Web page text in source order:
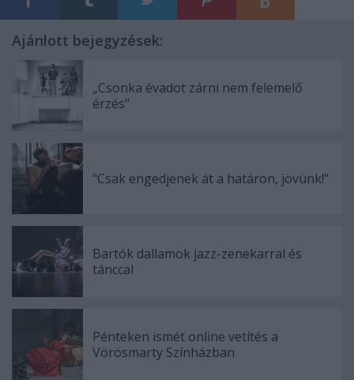
Ajánlott bejegyzések:
„Csonka évadot zárni nem felemelő
érzés"
"Csak engedjenek át a határon, jövünk!"
Bartók dallamok jazz-zenekarral és
tánccal
Pénteken ismét online vetítés a
Vörösmarty Színházban